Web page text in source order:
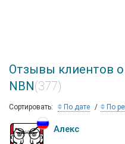
Отзывы клиентов
NBN(377)
Сортировать: По дате По
Алекс